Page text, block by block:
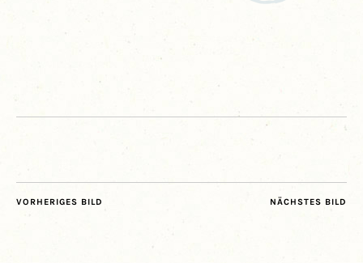
NÄCHSTES BILD
VORHERIGES BILD